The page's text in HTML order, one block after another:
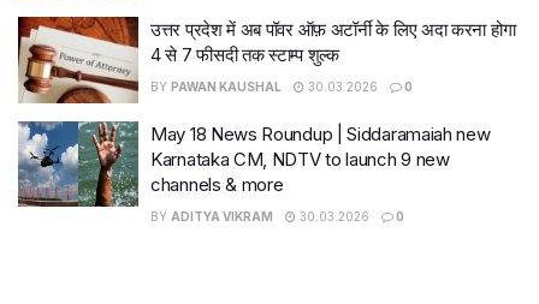
उत्तर प्रदेश में अब पॉवर ऑफ़ अटॉर्नी के लिए अदा करना होगा
4 से 7 फीसदी तक स्टाम्प शुल्क
BY PAWAN KAUSHAL 30.03.2026 0
May 18 News Roundup | Siddaramaiah new
Karnataka CM, NDTV to launch 9 new
channels & more
BY ADITYA VIKRAM 30.03.2026 0